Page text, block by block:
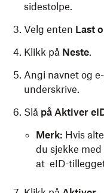
sidestolpe.
Velg enten Last
Klikk på Neste.
Angi navnet og
underskrive.
Slå på Aktiver
Merk: Hvis
du sjekke
at eID-